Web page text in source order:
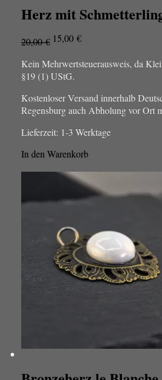
Herz mit
20,00€ Ursprünglicher
war:
20,00 €
15,00 €Aktueller
ist:
Kein Mehrwertsteuerausweis, da
§19 (1) UStG.
Kostenloser Versand innerhalb
Regensburg auch Abholung vor Ort
Lieferzeit: 1-3 Werktage
In den Warenkorb